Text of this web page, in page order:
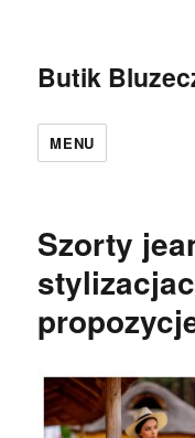
Butik
MENU
Szorty